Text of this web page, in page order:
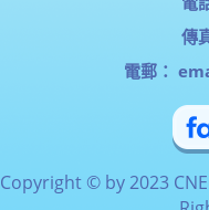
傳
電郵：
Copyright © by 2023